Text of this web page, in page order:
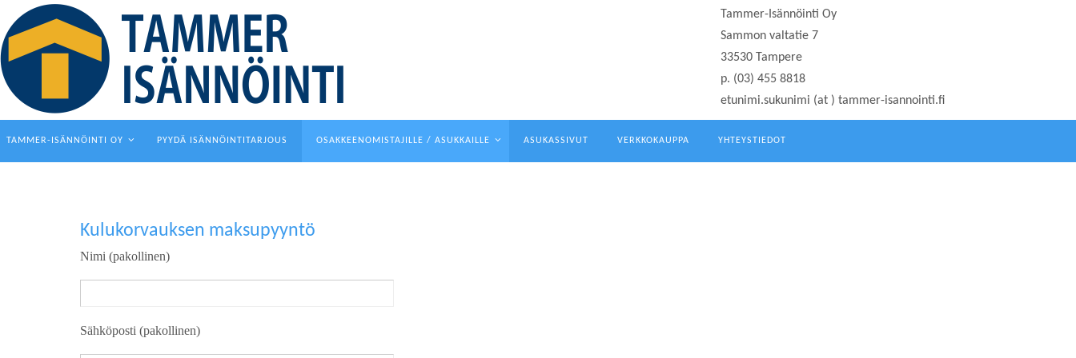
to
content
Tammer-Isännöinti Oy
Sammon valtatie 7
33530 Tampere
p. (03) 455 8818
etunimi.sukunimi (at ) tammer-isannointi.fi
content
TAMMER-ISÄNNÖINTI OY PYYDÄ ISÄNNÖINTITARJOUS OSAKKEENOMISTAJILLE / ASUKKAILLE ASUKASSIVUT VERKKOKAUPPA YHTEYSTIEDOT
Kulukorvauksen maksupyyntö
Nimi (pakollinen)
Sähköposti (pakollinen)